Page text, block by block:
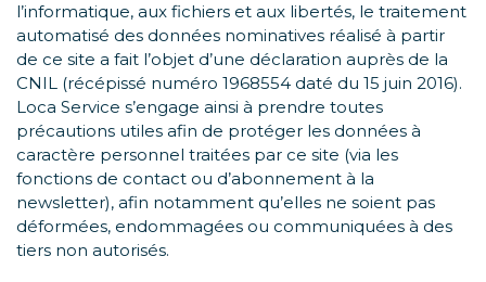
l’informatique, aux fichiers et aux libertés, le traitement
automatisé des données nominatives réalisé à partir
de ce site a fait l’objet d’une déclaration auprès de la
CNIL (récépissé numéro 1968554 daté du 15 juin 2016).
Loca Service s’engage ainsi à prendre toutes
précautions utiles afin de protéger les données à
caractère personnel traitées par ce site (via les
fonctions de contact ou d’abonnement à la
newsletter), afin notamment qu’elles ne soient pas
déformées, endommagées ou communiquées à des
tiers non autorisés.